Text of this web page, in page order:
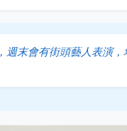
末會有街頭藝人表演